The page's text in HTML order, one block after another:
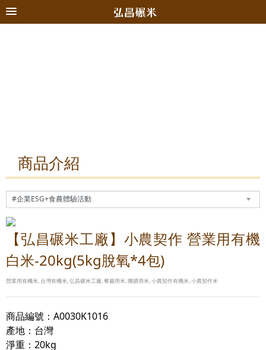
商品介紹
【弘昌碾米工廠】小農契作 營業用有機
白米-20kg(5kg脫氧*4包)
營業用有機米, 台灣有機米, 弘昌碾米工廠, 餐廳用米, 團膳用米, 小農契作有機米, 小農契作米
商品編號：A0030K1016
產地：台灣
淨重：20kg